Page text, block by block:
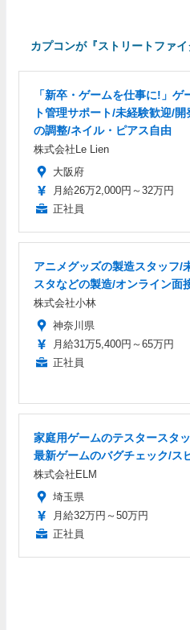
カプコンが『ストリートファ
「新卒・ゲームを仕事に!」ゲ
ト管理サポート/未経験歓迎/
の調整/ネイル・ピアス自由
株式会社Le Lien
大阪府
月給26万2,000円～32万円
正社員
アニメグッズの製造スタッフ/
スタなどの製造/オンライン面
株式会社小林
神奈川県
月給31万5,400円～65万円
正社員
家庭用ゲームのテスタースタ
最新ゲームのバグチェック/ス
株式会社ELM
埼玉県
月給32万円～50万円
正社員